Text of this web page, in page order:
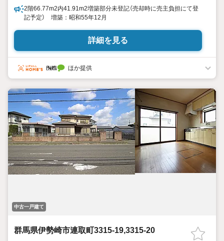
2階66.77m2内41.91m2増築部分未登記（売却時に売主負担にて登
記予定） 増築：昭和55年12月
詳細を見る
ほか提供
中古一戸建て
群馬県伊勢崎市連取町3315-19,3315-20